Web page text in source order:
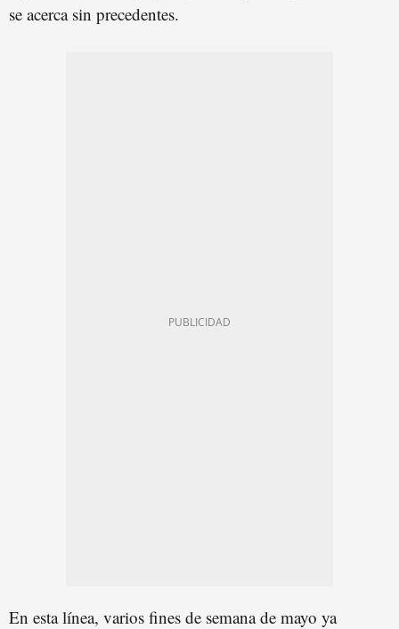
se acerca sin precedentes.
En esta línea, varios fines de semana de mayo ya